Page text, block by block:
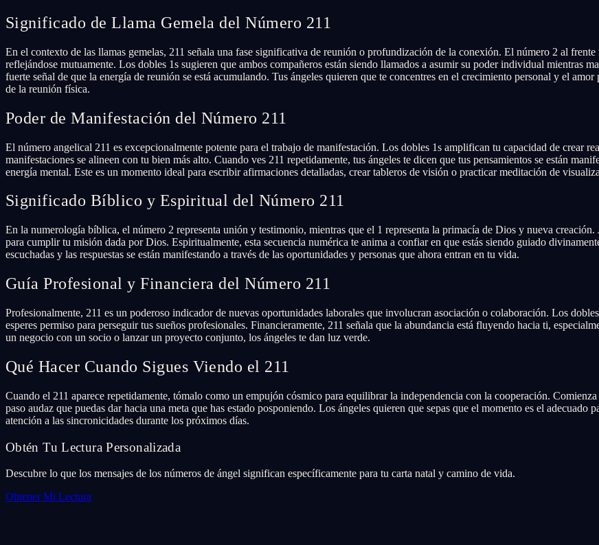
Significado de Llama Gemela del Número 211
En el contexto de las llamas gemelas, 211 señala una fase significativa de reunión o profundización de la conexión. El número 2 al
reflejándose mutuamente. Los dobles 1s sugieren que ambos compañeros están siendo llamados a asumir su poder individual mientras
fuerte señal de que la energía de reunión se está acumulando. Tus ángeles quieren que te concentres en el crecimiento personal y el
de la reunión física.
Poder de Manifestación del Número 211
El número angelical 211 es excepcionalmente potente para el trabajo de manifestación. Los dobles 1s amplifican tu capacidad de crear
manifestaciones se alineen con tu bien más alto. Cuando ves 211 repetidamente, tus ángeles te dicen que tus pensamientos se están
energía mental. Este es un momento ideal para escribir afirmaciones detalladas, crear tableros de visión o practicar meditación de
Significado Bíblico y Espiritual del Número 211
En la numerología bíblica, el número 2 representa unión y testimonio, mientras que el 1 representa la primacía de Dios y nueva
para cumplir tu misión dada por Dios. Espiritualmente, esta secuencia numérica te anima a confiar en que estás siendo guiado
escuchadas y las respuestas se están manifestando a través de las oportunidades y personas que ahora entran en tu vida.
Guía Profesional y Financiera del Número 211
Profesionalmente, 211 es un poderoso indicador de nuevas oportunidades laborales que involucran asociación o colaboración. Los
esperes permiso para perseguir tus sueños profesionales. Financieramente, 211 señala que la abundancia está fluyendo hacia ti,
un negocio con un socio o lanzar un proyecto conjunto, los ángeles te dan luz verde.
Qué Hacer Cuando Sigues Viendo el 211
Cuando el 211 aparece repetidamente, tómalo como un empujón cósmico para equilibrar la independencia con la cooperación.
paso audaz que puedas dar hacia una meta que has estado posponiendo. Los ángeles quieren que sepas que el momento es el adecuado
atención a las sincronicidades durante los próximos días.
Obtén Tu Lectura Personalizada
Descubre lo que los mensajes de los números de ángel significan específicamente para tu carta natal y camino de vida.
Obtener Mi Lectura